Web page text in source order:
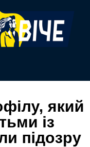
який
із
підозру